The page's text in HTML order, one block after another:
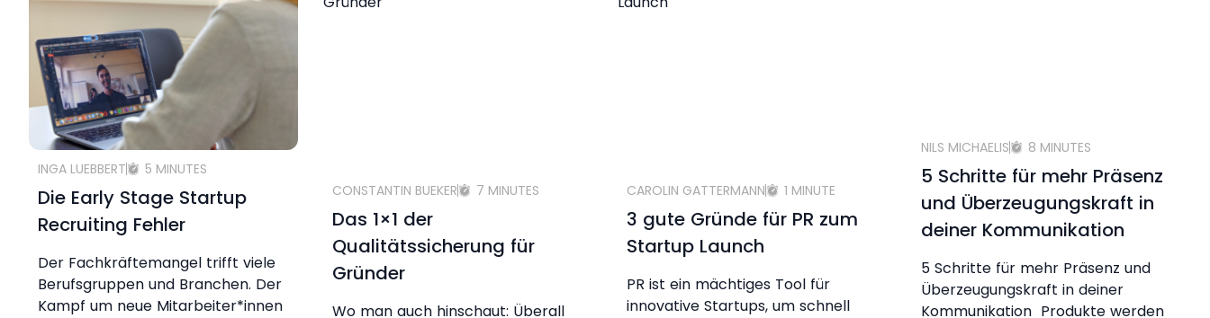
INGA LUEBBERT 5 MINUTES
Die Early Stage Startup
Recruiting Fehler
Der Fachkräftemangel trifft viele
Berufsgruppen und Branchen. Der
Kampf um neue Mitarbeiter*innen
CONSTANTIN BUEKER 7 MINUTES
Das 1×1 der
Qualitätssicherung für
Gründer
Wo man auch hinschaut: Überall
CAROLIN GATTERMANN 1 MINUTE
3 gute Gründe für PR zum
Startup Launch
PR ist ein mächtiges Tool für
innovative Startups, um schnell
NILS MICHAELIS 8 MINUTES
5 Schritte für mehr Präsenz
und Überzeugungskraft in
deiner Kommunikation
5 Schritte für mehr Präsenz und
Überzeugungskraft in deiner
Kommunikation Produkte werden